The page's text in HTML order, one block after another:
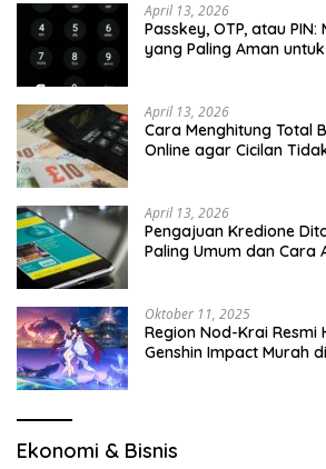
April 13, 2026
Passkey, OTP, atau
yang Paling Aman
April 13, 2026
Cara Menghitung Total
Online agar Cicilan
April 13, 2026
Pengajuan Kredione
Paling Umum dan Cara
Oktober 11, 2025
Region Nod-Krai Resmi
Genshin Impact Murah
Ekonomi & Bisnis